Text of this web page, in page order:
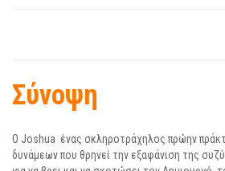
Σύνοψη
Ο Joshua ένας σκληροτράχηλος πρώην
δυνάµεων που θρηνεί την εξαφάνιση της